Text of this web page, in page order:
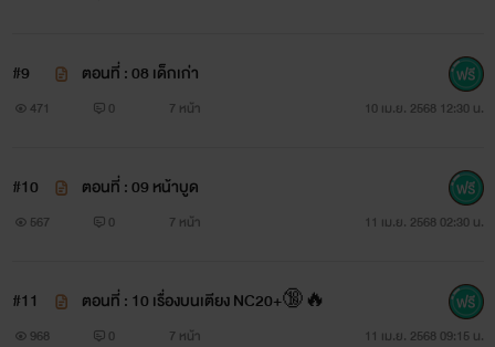
#9 ตอนที่ : 08 เด็กเก่า
471 0 7 หน้า 10 เม.ย. 2568 12:30 น.
#10 ตอนที่ : 09 หน้าบูด
567 0 7 หน้า 11 เม.ย. 2568 02:30 น.
#11 ตอนที่ : 10 เรื่องบนเตียง NC20+🔞🔥
968 0 7 หน้า 11 เม.ย. 2568 09:15 น.